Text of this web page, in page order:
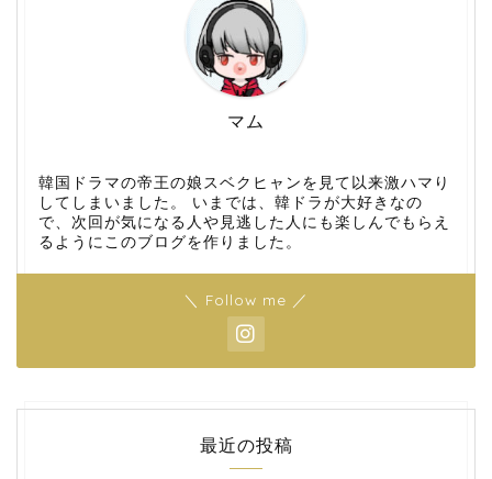
マム
韓国ドラマの帝王の娘スベクヒャンを見て以来激ハマり
してしまいました。 いまでは、韓ドラが大好きなの
で、次回が気になる人や見逃した人にも楽しんでもらえ
るようにこのブログを作りました。
＼ Follow me ／
最近の投稿